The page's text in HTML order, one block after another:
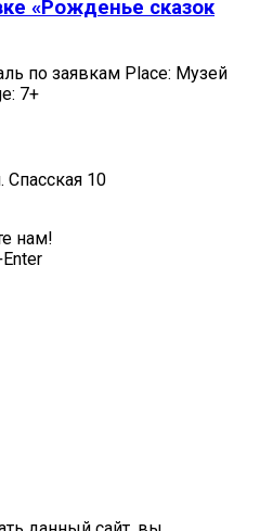
«Рожденье сказок
по заявкам Place: Музей
7+
Спасская 10
нам!